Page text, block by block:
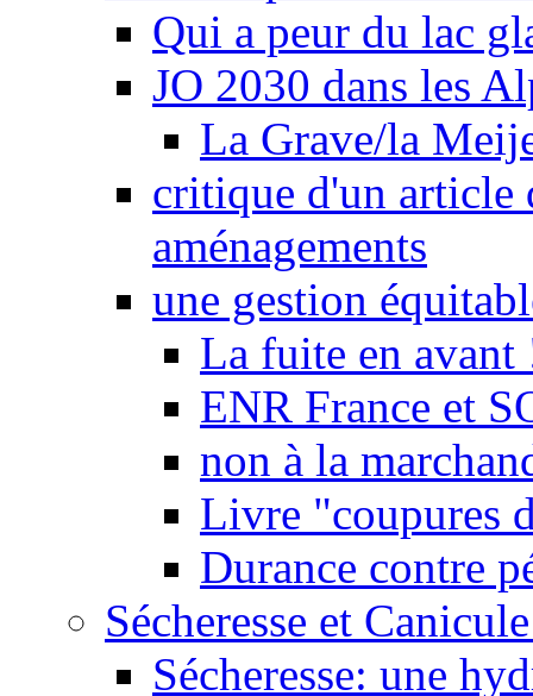
Qui a peur du lac
JO 2030 dans les
La Grave/la
critique d'un article
aménagements
une gestion
La fuite en avant
ENR France et
non à la
Livre "coupures
Durance contre
Sécheresse et
Sécheresse: une